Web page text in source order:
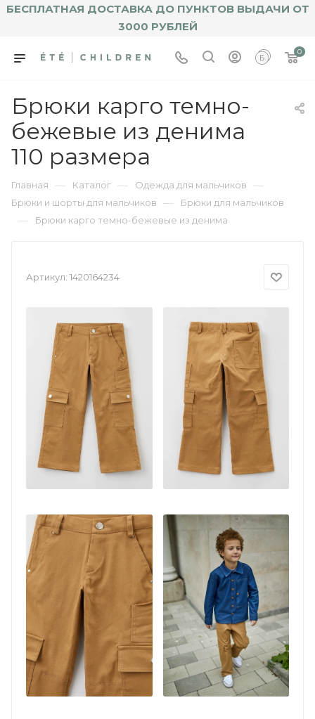
БЕСПЛАТНАЯ ДОСТАВКА ДО ПУНКТОВ ВЫДАЧИ ОТ
3000 РУБЛЕЙ
0
Брюки карго темно-
бежевые из денима
110 размера
Главная — Каталог — Одежда для мальчиков —
Брюки и шорты для мальчиков — Брюки для мальчиков
— Брюки карго темно-бежевые из денима
Артикул: 1420164234